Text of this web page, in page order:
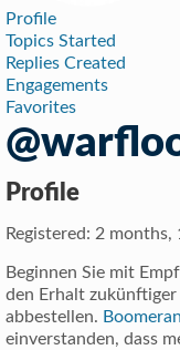
Profile
Topics Started
Replies Created
Engagements
Favorites
Profile
Registered: 2 months,
Beginnen Sie mit
den Erhalt
abbestellen.
einverstanden, dass